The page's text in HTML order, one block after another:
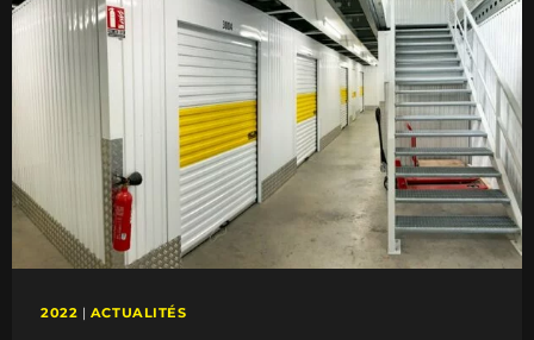
!!!
CLASSE
BOX
DOUBLE
SA
SURFACE
DE
STOCKAGE
2022 | ACTUALITÉS